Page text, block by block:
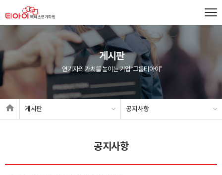
게시판
연기자의 가치를 높이는 기업 “그룹티아이”
게시판 공지사항
공지사항